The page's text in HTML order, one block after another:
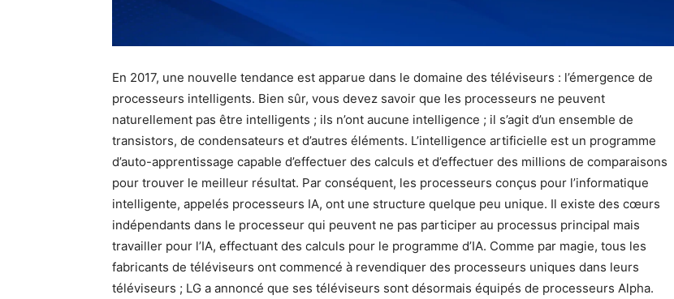
En 2017, une nouvelle tendance est apparue dans le domaine des téléviseurs : l’émergence de
processeurs intelligents. Bien sûr, vous devez savoir que les processeurs ne peuvent
naturellement pas être intelligents ; ils n’ont aucune intelligence ; il s’agit d’un ensemble de
transistors, de condensateurs et d’autres éléments. L’intelligence artificielle est un programme
d’auto-apprentissage capable d’effectuer des calculs et d’effectuer des millions de comparaisons
pour trouver le meilleur résultat. Par conséquent, les processeurs conçus pour l’informatique
intelligente, appelés processeurs IA, ont une structure quelque peu unique. Il existe des cœurs
indépendants dans le processeur qui peuvent ne pas participer au processus principal mais
travailler pour l’IA, effectuant des calculs pour le programme d’IA. Comme par magie, tous les
fabricants de téléviseurs ont commencé à revendiquer des processeurs uniques dans leurs
téléviseurs ; LG a annoncé que ses téléviseurs sont désormais équipés de processeurs Alpha.